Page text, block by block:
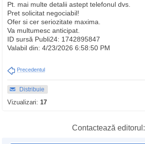
Pt. mai multe detalii astept telefonul dvs.
Pret solicitat negociabil!
Ofer si cer seriozitate maxima.
Va multumesc anticipat.
ID sursă Publi24: 1742895847
Valabil din: 4/23/2026 6:58:50 PM
Precedentul
Distribuie
Vizualizari: 17
Contactează editorul: